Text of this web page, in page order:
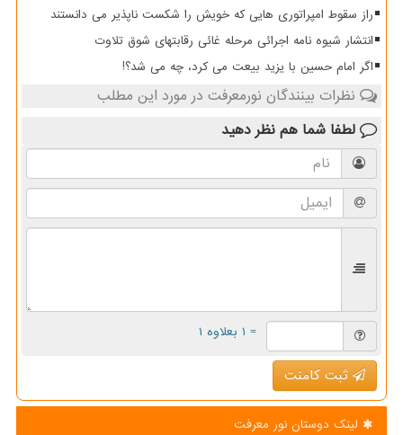
راز سقوط امپراتوری هایی که خویش را شکست ناپذیر می دانستند
انتشار شیوه نامه اجرائی مرحله غائی رقابتهای شوق تلاوت
اگر امام حسین با یزید بیعت می کرد، چه می شد؟!
نظرات بینندگان نورمعرفت در مورد این مطلب
لطفا شما هم نظر دهید
= ۱ بعلاوه ۱
ثبت کامنت
لینک دوستان نور معرفت